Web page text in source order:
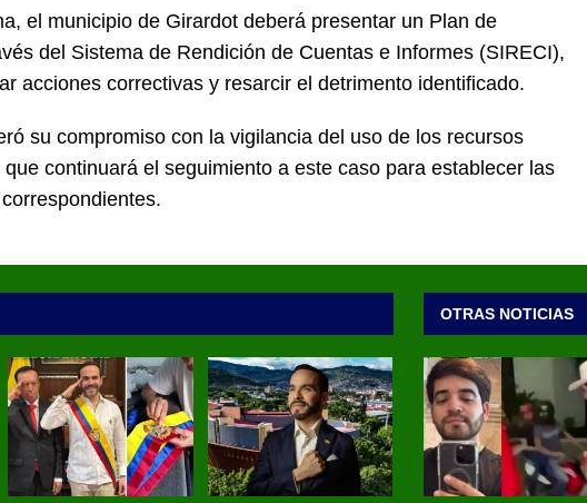
el municipio de Girardot deberá presentar un Plan de
del Sistema de Rendición de Cuentas e Informes (SIRECI),
acciones correctivas y resarcir el detrimento identificado.
su compromiso con la vigilancia del uso de los recursos
continuará el seguimiento a este caso para establecer las
OTRAS NOTICIAS